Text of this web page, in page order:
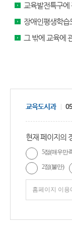
교육발전특구에
장애인평생학
그 밖에 교육에
교육도시과
현재 페이지의
5점(매우만
2점(불만)